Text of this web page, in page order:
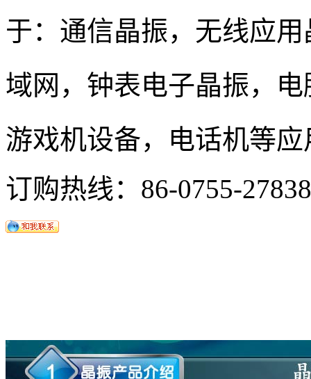
于：通信晶振，无线应
域网，钟表电子晶振，
游戏机设备，电话机等应
订购热线： 86-0755-